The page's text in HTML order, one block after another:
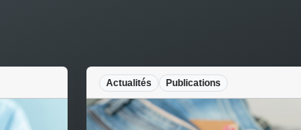
Publications